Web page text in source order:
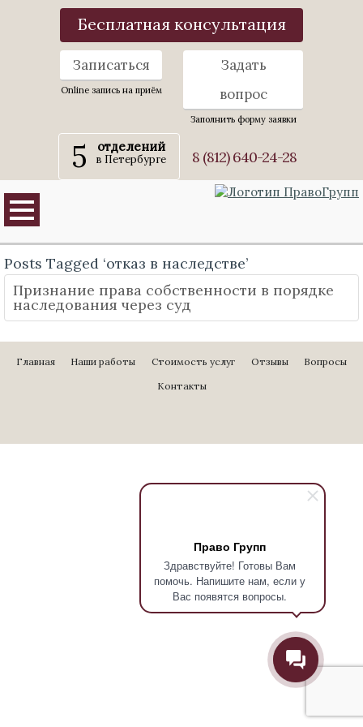
Право Групп
Здравствуйте! Готовы Вам
помочь. Напишите нам, если у
Вас появятся вопросы.
Бесплатная консультация
Записаться
Online запись на приём
Задать
вопрос
Заполнить форму заявки
5 отделений
в Петербурге 8 (812) 640-24-28
Posts Tagged ‘отказ в наследстве’
Признание права собственности в порядке
наследования через суд
Главная Наши работы Стоимость услуг Отзывы
Вопросы
Контакты